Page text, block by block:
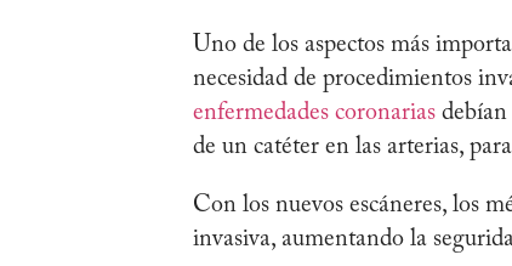
Uno de los aspectos más
necesidad de procedimientos
enfermedades coronarias debían
de un catéter en las arterias,
Con los nuevos escáneres, los
invasiva, aumentando la